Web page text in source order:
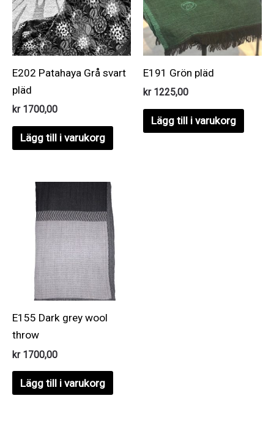
E202 Patahaya Grå svart
pläd
kr1700,00
Lägg till i varukorg
E191 Grön pläd
kr1225,00
Lägg till i varukorg
E155 Dark grey wool
throw
kr1700,00
Lägg till i varukorg